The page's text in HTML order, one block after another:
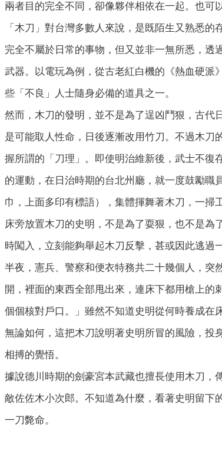
兩者目的完全不同，卻像夥伴相依在一起。也可
「木刀」對台灣多數人來說，是既陌生又熟悉
完全不屬於日常的事物，但又並非一無所悉，透
武器。以電玩為例，從古老紅白機的《熱血硬派
些「不良」人士隨身必備的道具之一。
然而，木刀的發明，並不是為了逞凶鬥狠，古代
是可能取人性命，日後逐漸改用竹刀。不過木
握所謂的「刀理」。即使明治維新後，武士不復
的運動，在日治時期的台北州廳，就一度鼓勵
巾，上面多印有標語），集體揮舞著木刀，一掃
床旁放置木刀的史明，不是為了耍狠，也不是
時闖入，立刻能夠舉起木刀反擊，甚或因此逃過
半夜，憲兵、警察和便衣特務共二十幾個人，突
開，裡面的東西全部甩出來，連床下都用槍上
個個核對戶口。」雖然不知道史明從何時養成在
無論如何，這把木刀說明著史明所冒的風險，投
相搏的覺悟。
據說德川時期的劍豪宮本武藏也擅長使用木刀，
敵佐佐木小次郎。不知道為什麼，看著史明留下
一刀斃命。